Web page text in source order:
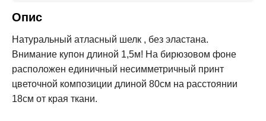
Опис
Натуральный атласный шелк , без эластана.
Внимание купон длиной 1,5м! На бирюзовом фоне
расположен единичный несимметричный принт
цветочной композиции длиной 80см на расстоянии
18см от края ткани.